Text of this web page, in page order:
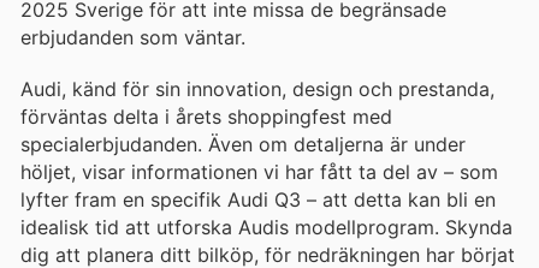
2025 Sverige för att inte missa de begränsade
erbjudanden som väntar.
Audi, känd för sin innovation, design och prestanda,
förväntas delta i årets shoppingfest med
specialerbjudanden. Även om detaljerna är under
höljet, visar informationen vi har fått ta del av – som
lyfter fram en specifik Audi Q3 – att detta kan bli en
idealisk tid att utforska Audis modellprogram. Skynda
dig att planera ditt bilköp, för nedräkningen har börjat